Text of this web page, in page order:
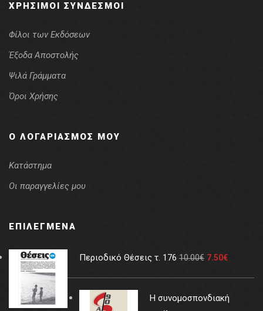
ΧΡΉΣΙΜΟΙ ΣΎΝΔΕΣΜΟΙ
Φίλοι των Εκδόσεων
Έξοδα Αποστολής
Ψιλά Γράμματα
Όροι Χρήσης
Ο ΛΟΓΑΡΙΑΣΜΌΣ ΜΟΥ
Κατάστημα
Οι παραγγελίες μου
ΕΠΙΛΕΓΜΈΝΑ
Περιοδικό Θέσεις τ. 176 10.00€ 7.50€
Η συνομοσπονδιακή